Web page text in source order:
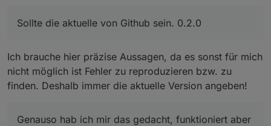
Datensatz[0] verwenden sollen, dann so:
ein wenn ich die Linie abwähle. Wenn ich die y Achsen
anzeigen lasse werden sie auch ausgeblendet wenn
ich die Linie abwähle.
Du hast die Datenpunkte (Objekte) auch
entsprechend bei den beiden Widgets angepasst?
Ja, Datenpunkte angelegt und die Datenpunkte im
Sollte die aktuelle von Github sein. 0.2.0
Ich brauche hier präzise Aussagen, da es sonst für mich
nicht möglich ist Fehler zu reproduzieren bzw. zu
finden. Deshalb immer die aktuelle Version angeben!
Genauso hab ich mir das gedacht, funktioniert aber